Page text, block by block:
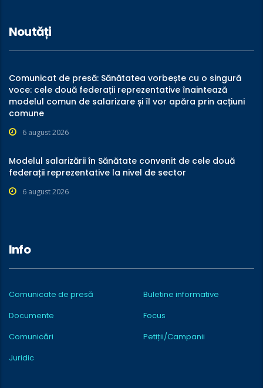
Noutăți
Comunicat de presă: Sănătatea vorbește cu o singură
voce: cele două federații reprezentative înaintează
modelul comun de salarizare și îl vor apăra prin acțiuni
comune
6 august 2026
Modelul salarizării în Sănătate convenit de cele două
federații reprezentative la nivel de sector
6 august 2026
Info
Comunicate de presă
Buletine informative
Documente
Focus
Comunicări
Petiții/Campanii
Juridic